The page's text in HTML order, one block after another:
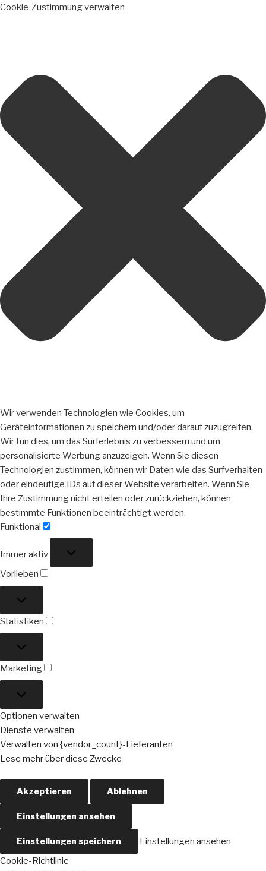
Cookie-Zustimmung verwalten
Wir verwenden Technologien wie Cookies, um
Geräteinformationen zu speichern und/oder darauf zuzugreifen.
Wir tun dies, um das Surferlebnis zu verbessern und um
personalisierte Werbung anzuzeigen. Wenn Sie diesen
Technologien zustimmen, können wir Daten wie das Surfverhalten
oder eindeutige IDs auf dieser Website verarbeiten. Wenn Sie
Ihre Zustimmung nicht erteilen oder zurückziehen, können
bestimmte Funktionen beeinträchtigt werden.
Funktional
Immer aktiv
Vorlieben
Statistiken
Marketing
Optionen verwalten
Dienste verwalten
Verwalten von {vendor_count}-Lieferanten
Lese mehr über diese Zwecke
Akzeptieren Ablehnen
Einstellungen ansehen
Einstellungen speichern
Einstellungen ansehen
Cookie-Richtlinie